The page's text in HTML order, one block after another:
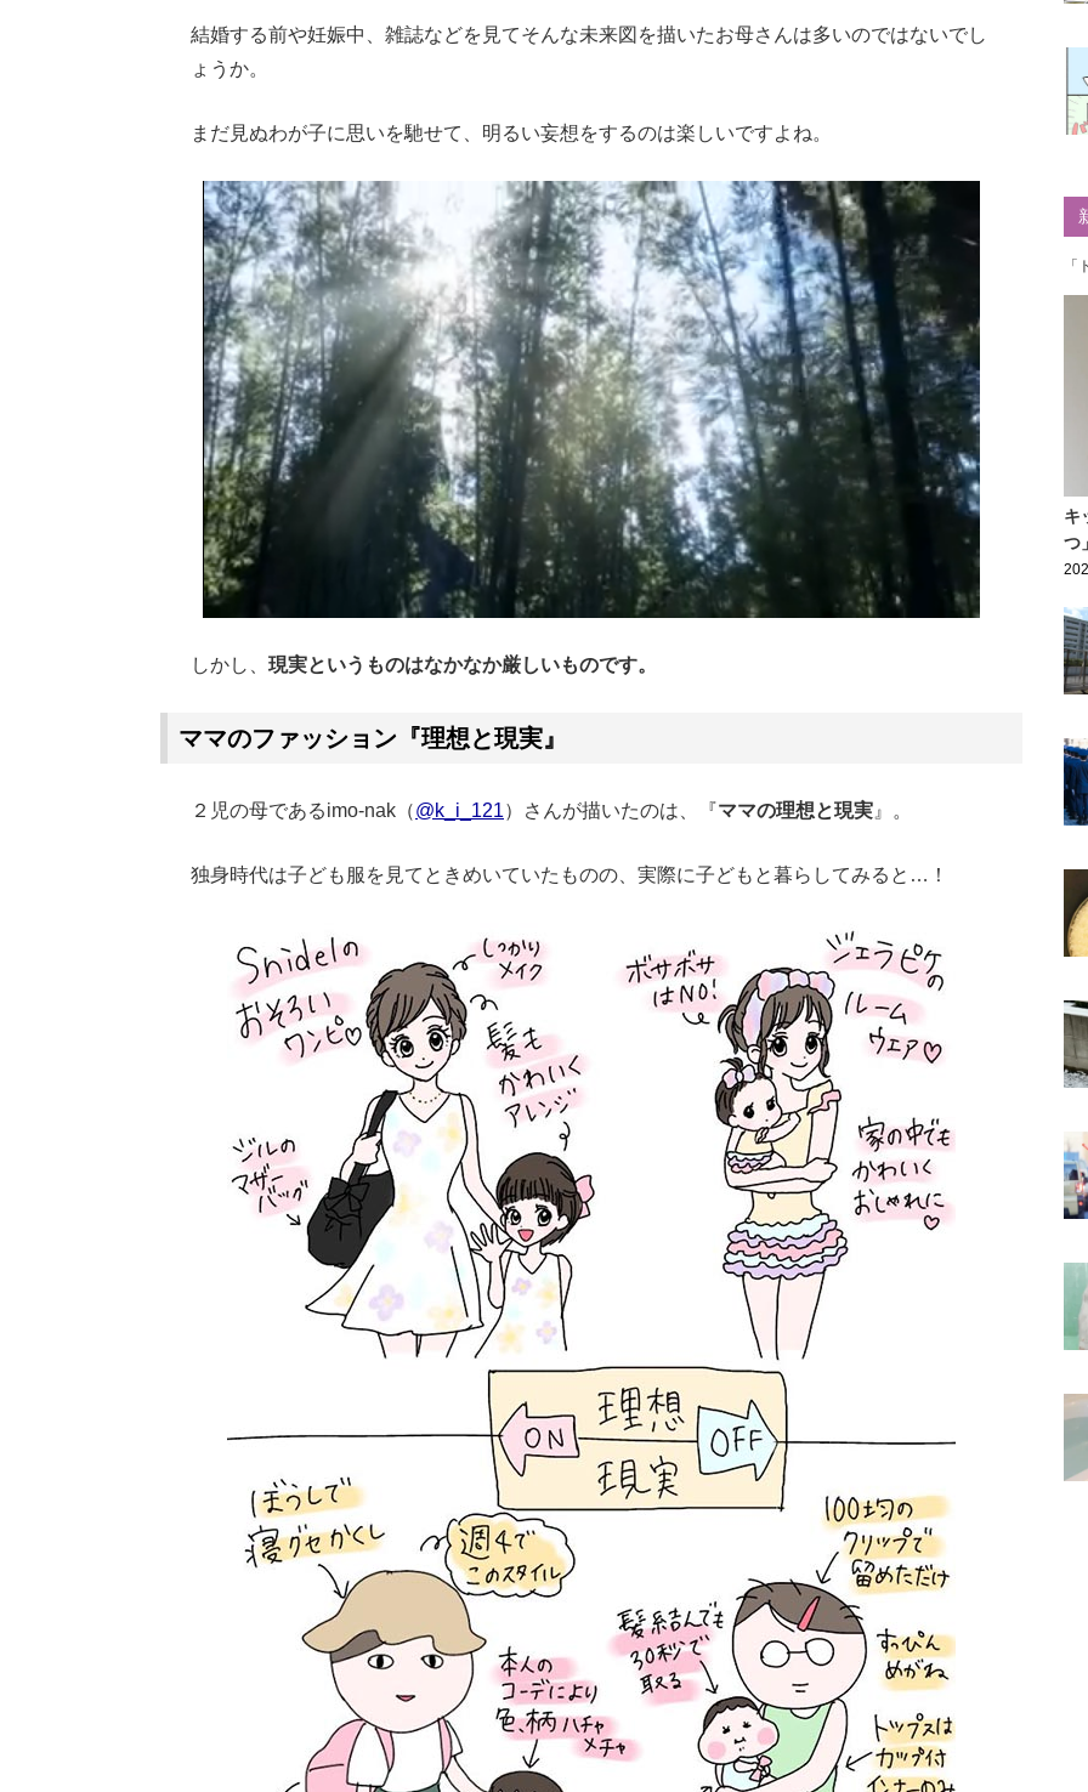
結婚する前や妊娠中、雑誌などを見てそんな未来図を描いたお母さんは多いのではないでし
ょうか。
まだ見ぬわが子に思いを馳せて、明るい妄想をするのは楽しいですよね。
しかし、 現実というものはなかなか厳しいものです。
ママのファッション『理想と現実』
２児の母であるimo-nak（@k_i_121）さんが描いたのは、『ママの理想と現実 』。
独身時代は子ども服を見てときめいていたものの、実際に子どもと暮らしてみると…！
キ
つ